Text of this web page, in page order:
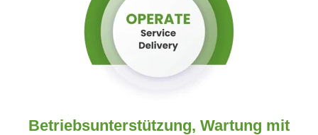
Betriebsunterstützung, Wartung mit